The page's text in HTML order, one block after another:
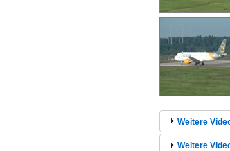
Weitere
Weitere